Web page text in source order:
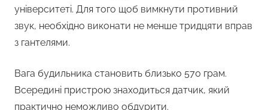
університеті. Для того щоб вимкнути противний
звук, необхідно виконати не менше тридцяти вправ
з гантелями.
Вага будильника становить близько 570 грам.
Всередині пристрою знаходиться датчик, який
практично неможливо обдурити.